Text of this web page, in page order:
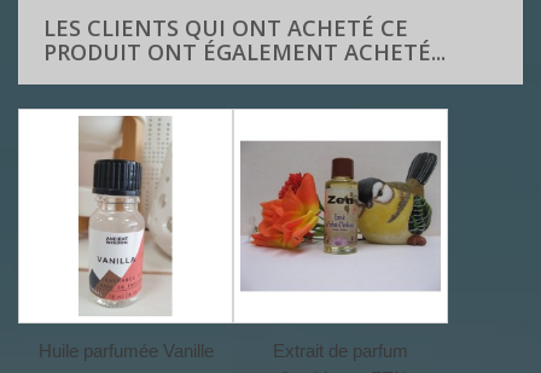
LES CLIENTS QUI ONT ACHETÉ CE
PRODUIT ONT ÉGALEMENT ACHETÉ...
Huile parfumée Vanille
Extrait de parfum